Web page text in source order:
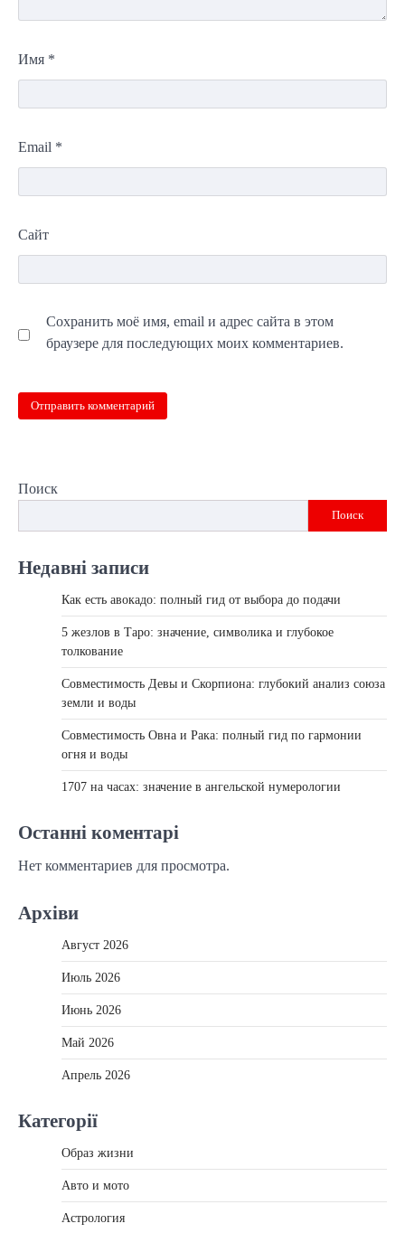
Имя *
Email *
Сайт
Сохранить моё имя, email и адрес сайта в этом
браузере для последующих моих комментариев.
Поиск
Поиск
Недавні записи
Как есть авокадо: полный гид от выбора до подачи
5 жезлов в Таро: значение, символика и глубокое
толкование
Совместимость Девы и Скорпиона: глубокий анализ союза
земли и воды
Совместимость Овна и Рака: полный гид по гармонии
огня и воды
1707 на часах: значение в ангельской нумерологии
Останні коментарі
Нет комментариев для просмотра.
Архіви
Август 2026
Июль 2026
Июнь 2026
Май 2026
Апрель 2026
Категорії
Образ жизни
Авто и мото
Астрология